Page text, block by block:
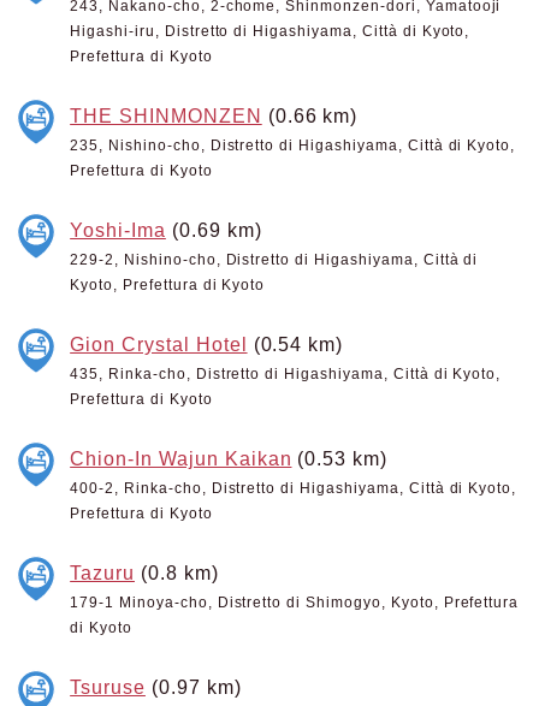
243, Nakano-cho, 2-chome, Shinmonzen-dori, Yamatooji
Higashi-iru, Distretto di Higashiyama, Città di Kyoto,
Prefettura di Kyoto
THE SHINMONZEN (0.66 km)
235, Nishino-cho, Distretto di Higashiyama, Città di Kyoto,
Prefettura di Kyoto
Yoshi-Ima (0.69 km)
229-2, Nishino-cho, Distretto di Higashiyama, Città di
Kyoto, Prefettura di Kyoto
Gion Crystal Hotel (0.54 km)
435, Rinka-cho, Distretto di Higashiyama, Città di Kyoto,
Prefettura di Kyoto
Chion-In Wajun Kaikan (0.53 km)
400-2, Rinka-cho, Distretto di Higashiyama, Città di Kyoto,
Prefettura di Kyoto
Tazuru (0.8 km)
179-1 Minoya-cho, Distretto di Shimogyo, Kyoto, Prefettura
di Kyoto
Tsuruse (0.97 km)